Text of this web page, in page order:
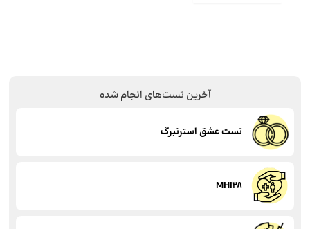
آخرین تست‌های انجام شده
تست عشق استرنبرگ
MHI28